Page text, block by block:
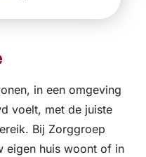
in een omgeving
voelt, met de juiste
Bij Zorggroep
eigen huis woont of in